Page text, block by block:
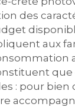
des
aux
que
: pour bien